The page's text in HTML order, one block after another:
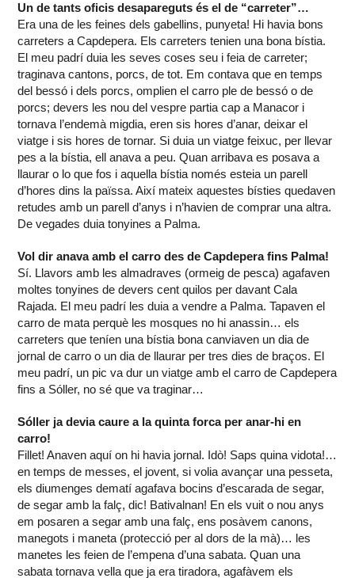
Un de tants oficis desapareguts és el de “carreter”…
Era una de les feines dels gabellins, punyeta! Hi havia bons
carreters a Capdepera. Els carreters tenien una bona bístia.
El meu padrí duia les seves coses seu i feia de carreter;
traginava cantons, porcs, de tot. Em contava que en temps
del bessó i dels porcs, omplien el carro ple de bessó o de
porcs; devers les nou del vespre partia cap a Manacor i
tornava l’endemà migdia, eren sis hores d’anar, deixar el
viatge i sis hores de tornar. Si duia un viatge feixuc, per llevar
pes a la bístia, ell anava a peu. Quan arribava es posava a
llaurar o lo que fos i aquella bístia només esteia un parell
d’hores dins la païssa. Així mateix aquestes bísties quedaven
retudes amb un parell d’anys i n’havien de comprar una altra.
De vegades duia tonyines a Palma.
Vol dir anava amb el carro des de Capdepera fins Palma!
Sí. Llavors amb les almadraves (ormeig de pesca) agafaven
moltes tonyines de devers cent quilos per davant Cala
Rajada. El meu padrí les duia a vendre a Palma. Tapaven el
carro de mata perquè les mosques no hi anassin… els
carreters que teníen una bístia bona canviaven un dia de
jornal de carro o un dia de llaurar per tres dies de braços. El
meu padrí, un pic va dur un viatge amb el carro de Capdepera
fins a Sóller, no sé que va traginar…
Sóller ja devia caure a la quinta forca per anar-hi en
carro!
Fillet! Anaven aquí on hi havia jornal. Idò! Saps quina vidota!…
en temps de messes, el jovent, si volia avançar una pesseta,
els diumenges dematí agafava bocins d’escarada de segar,
de segar amb la falç, dic! Bativalnan! En els vuit o nou anys
em posaren a segar amb una falç, ens posàvem canons,
manegots i maneta (protecció per al dors de la mà)… les
manetes les feien de l’empena d’una sabata. Quan una
sabata tornava vella que ja era tiradora, agafàvem els